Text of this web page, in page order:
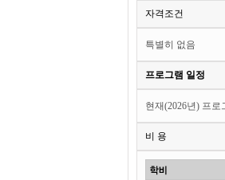
자격조건
특별히 없음
프로그램 일정
현재(2026년) 프
비 용